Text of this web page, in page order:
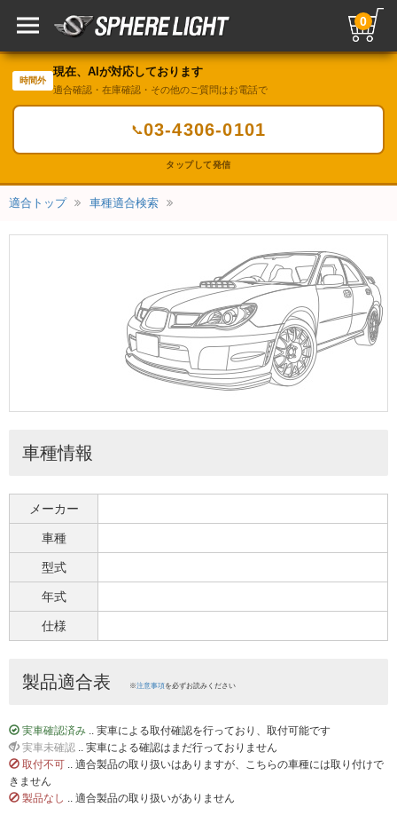
0
時間外
現在、AIが対応しております
適合確認・在庫確認・その他のご質問はお電話で
📞03-4306-0101
タップして発信
適合トップ 車種適合検索
車種情報
メーカー
車種
型式
年式
仕様
製品適合表 ※注意事項を必ずお読みください
実車確認済み .. 実車による取付確認を行っており、取付可能です
実車未確認 .. 実車による確認はまだ行っておりません
取付不可 .. 適合製品の取り扱いはありますが、こちらの車種には取り付けで
きません
製品なし .. 適合製品の取り扱いがありません